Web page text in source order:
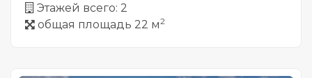
Этажей всего: 2
общая площадь 22 м2